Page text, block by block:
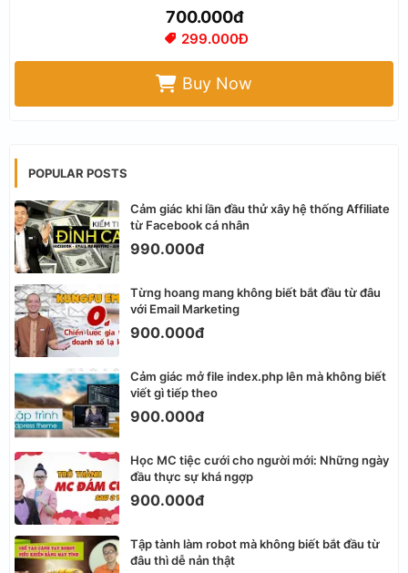
700.000đ
299.000Đ
Buy Now
POPULAR POSTS
Cảm giác khi lần đầu thử xây hệ thống Affiliate
từ Facebook cá nhân
990.000đ
Từng hoang mang không biết bắt đầu từ đâu
với Email Marketing
900.000đ
Cảm giác mở file index.php lên mà không biết
viết gì tiếp theo
900.000đ
Học MC tiệc cưới cho người mới: Những ngày
đầu thực sự khá ngợp
900.000đ
Tập tành làm robot mà không biết bắt đầu từ
đâu thì dễ nản thật